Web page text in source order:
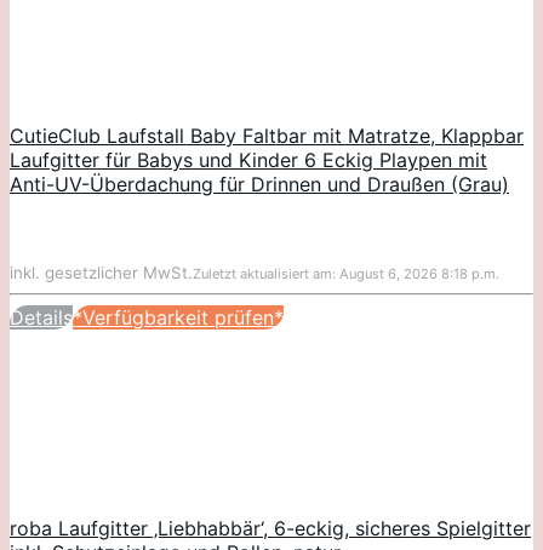
CutieClub Laufstall Baby Faltbar mit Matratze, Klappbar
Laufgitter für Babys und Kinder 6 Eckig Playpen mit
Anti-UV-Überdachung für Drinnen und Draußen (Grau)
inkl. gesetzlicher MwSt.Zuletzt aktualisiert am: August 6, 2026 8:18 p.m.
Details*Verfügbarkeit prüfen*
roba Laufgitter ‚Liebhabbär‘, 6-eckig, sicheres Spielgitter